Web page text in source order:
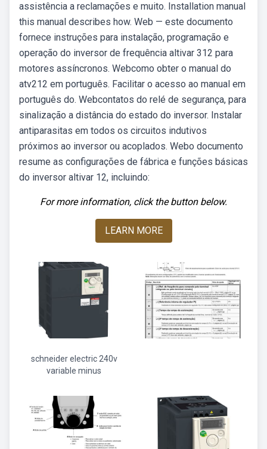
assistência a reclamações e muito. Installation manual
this manual describes how. Web — este documento
fornece instruções para instalação, programação e
operação do inversor de frequência altivar 312 para
motores assíncronos. Webcomo obter o manual do
atv212 em português. Facilitar o acesso ao manual em
português do. Webcontatos do relé de segurança, para
sinalização a distância do estado do inversor. Instalar
antiparasitas em todos os circuitos indutivos
próximos ao inversor ou acoplados. Webo documento
resume as configurações de fábrica e funções básicas
do inversor altivar 12, incluindo:
For more information, click the button below.
LEARN MORE
schneider electric 240v
variable minus